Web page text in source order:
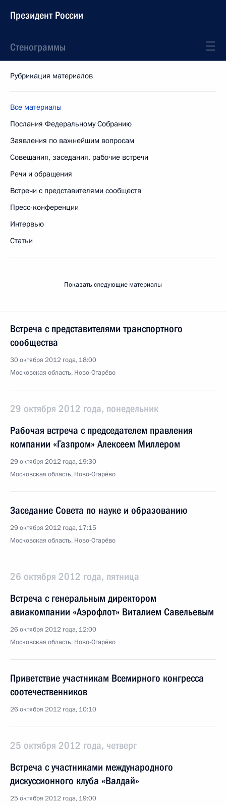
Президент России
Стенограммы
Рубрикация материалов
Все материалы
Послания Федеральному Собранию
Заявления по важнейшим вопросам
Совещания, заседания, рабочие встречи
Речи и обращения
Встречи с представителями сообществ
Пресс-конференции
Интервью
Статьи
Показать следующие материалы
Встреча с представителями транспортного
сообщества
30 октября 2012 года, 18:00
Московская область, Ново-Огарёво
29 октября 2012 года, понедельник
Рабочая встреча с председателем правления
компании «Газпром» Алексеем Миллером
29 октября 2012 года, 19:30
Московская область, Ново-Огарёво
Заседание Совета по науке и образованию
29 октября 2012 года, 17:15
Московская область, Ново-Огарёво
26 октября 2012 года, пятница
Встреча с генеральным директором
авиакомпании «Аэрофлот» Виталием Савельевым
26 октября 2012 года, 12:00
Московская область, Ново-Огарёво
Приветствие участникам Всемирного конгресса
соотечественников
26 октября 2012 года, 10:10
25 октября 2012 года, четверг
Встреча с участниками международного
дискуссионного клуба «Валдай»
25 октября 2012 года, 19:00